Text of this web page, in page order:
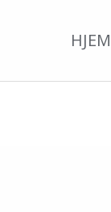
HJEM